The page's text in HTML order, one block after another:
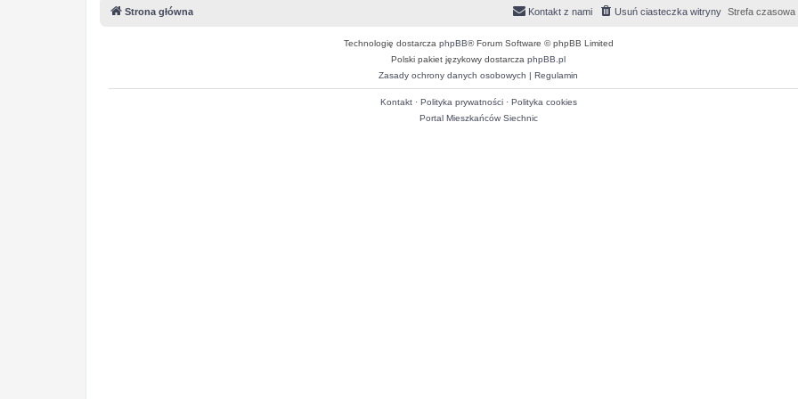
Strona główna Strefa czasowa
Usuń ciasteczka witryny
Kontakt z nami
Technologię dostarcza phpBB® Forum Software © phpBB Limited
Polski pakiet językowy dostarcza phpBB.pl
Zasady ochrony danych osobowych | Regulamin
Kontakt· Polityka prywatności· Polityka cookies
Portal Mieszkańców Siechnic